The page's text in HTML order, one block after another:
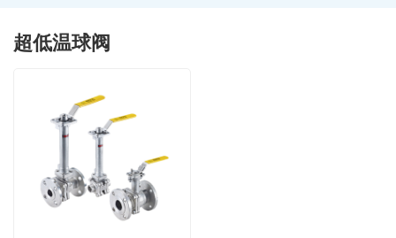
超低温球阀